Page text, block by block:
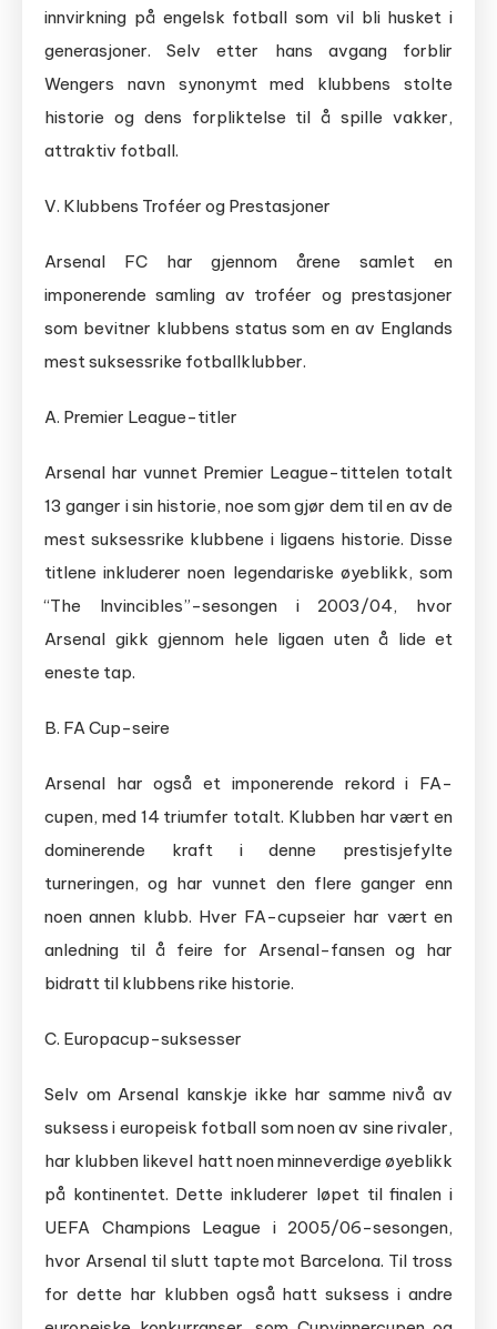
innvirkning på engelsk fotball som vil bli husket i
generasjoner. Selv etter hans avgang forblir
Wengers navn synonymt med klubbens stolte
historie og dens forpliktelse til å spille vakker,
attraktiv fotball.
V. Klubbens Troféer og Prestasjoner
Arsenal FC har gjennom årene samlet en
imponerende samling av troféer og prestasjoner
som bevitner klubbens status som en av Englands
mest suksessrike fotballklubber.
A. Premier League-titler
Arsenal har vunnet Premier League-tittelen totalt
13 ganger i sin historie, noe som gjør dem til en av de
mest suksessrike klubbene i ligaens historie. Disse
titlene inkluderer noen legendariske øyeblikk, som
“The Invincibles”-sesongen i 2003/04, hvor
Arsenal gikk gjennom hele ligaen uten å lide et
eneste tap.
B. FA Cup-seire
Arsenal har også et imponerende rekord i FA-
cupen, med 14 triumfer totalt. Klubben har vært en
dominerende kraft i denne prestisjefylte
turneringen, og har vunnet den flere ganger enn
noen annen klubb. Hver FA-cupseier har vært en
anledning til å feire for Arsenal-fansen og har
bidratt til klubbens rike historie.
C. Europacup-suksesser
Selv om Arsenal kanskje ikke har samme nivå av
suksess i europeisk fotball som noen av sine rivaler,
har klubben likevel hatt noen minneverdige øyeblikk
på kontinentet. Dette inkluderer løpet til finalen i
UEFA Champions League i 2005/06-sesongen,
hvor Arsenal til slutt tapte mot Barcelona. Til tross
for dette har klubben også hatt suksess i andre